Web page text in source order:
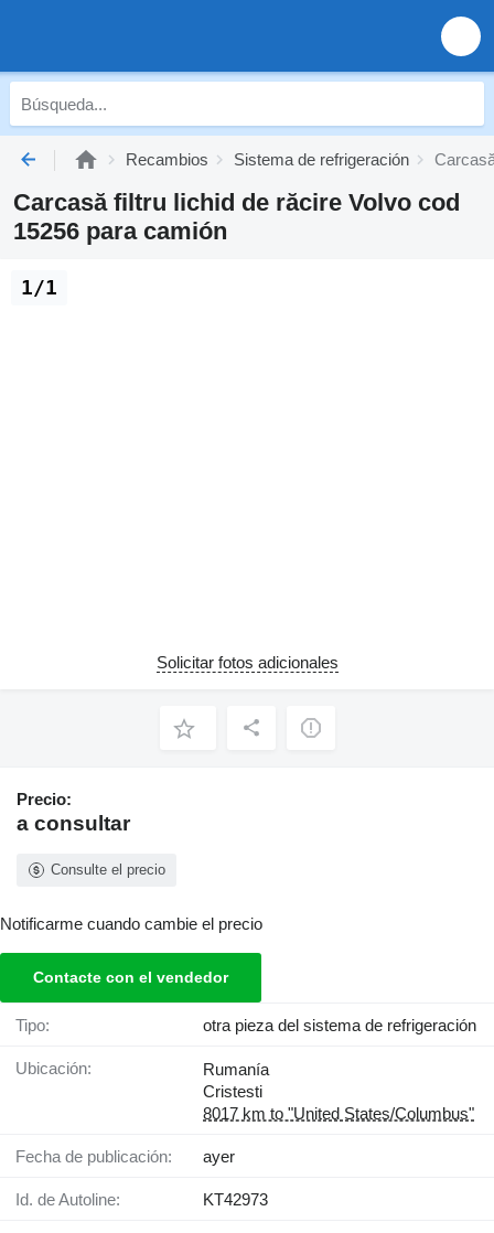
Recambios Sistema de refrigeración
Carcasă filtru lichid de răcire Volvo cod
15256 para camión
1/1
Solicitar fotos adicionales
Precio:
a consultar
Consulte el precio
Notificarme cuando cambie el precio
Contacte con el vendedor
Tipo: otra pieza del sistema de refrigeración
Ubicación:
Rumanía
Cristesti
8017 km to "United States/Columbus"
Fecha de publicación: ayer
Id. de Autoline: KT42973